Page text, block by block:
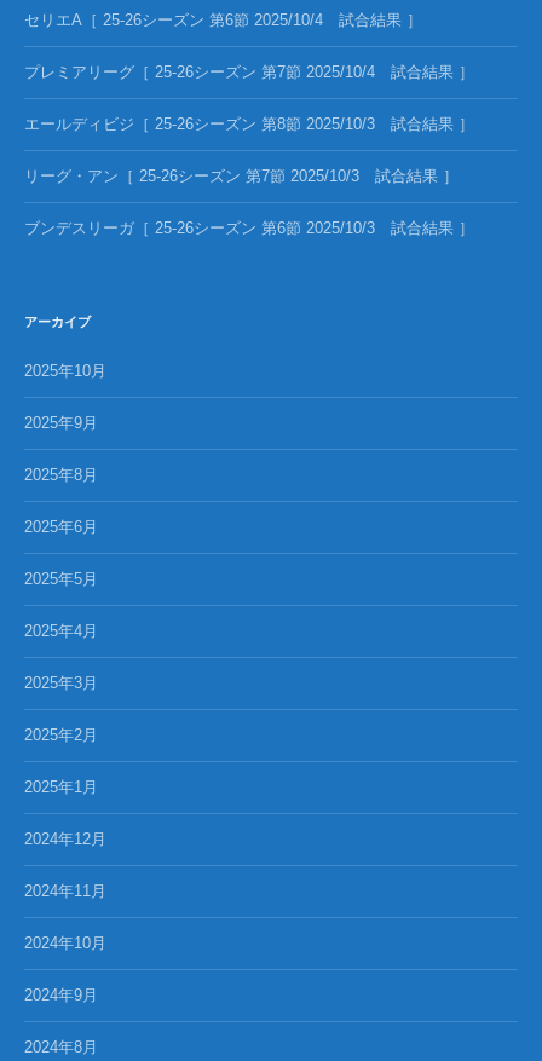
セリエA［ 25-26シーズン 第6節 2025/10/4 試合結果 ］
プレミアリーグ［ 25-26シーズン 第7節 2025/10/4 試合結果 ］
エールディビジ［ 25-26シーズン 第8節 2025/10/3 試合結果 ］
リーグ・アン［ 25-26シーズン 第7節 2025/10/3 試合結果 ］
ブンデスリーガ［ 25-26シーズン 第6節 2025/10/3 試合結果 ］
アーカイブ
2025年10月
2025年9月
2025年8月
2025年6月
2025年5月
2025年4月
2025年3月
2025年2月
2025年1月
2024年12月
2024年11月
2024年10月
2024年9月
2024年8月